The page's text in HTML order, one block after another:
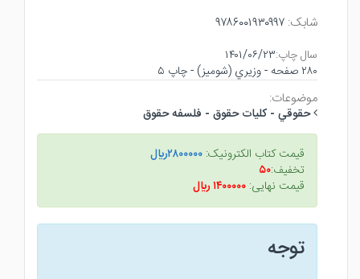
شابک: ۹۷۸۶۰۰۱۹۳۰۹۹۷
سال چاپ:۱۴۰۱/۰۶/۲۳
۲۸۰ صفحه - وزيري (شوميز) - چاپ ۵
موضوعات:
حقوقي - كليات حقوق - فلسفه حقوق
قیمت کتاب الکترونیک: ۲۸۰۰۰۰۰ريال
تخفیف:۵۰
قیمت نهایی: ۱۴۰۰۰۰۰ ريال
توجه